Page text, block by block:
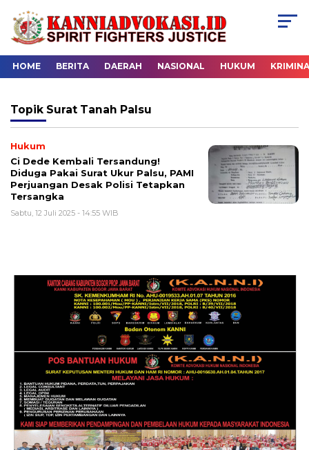
HOME BERITA DAERAH NASIONAL HUKUM
Topik Surat Tanah Palsu
Hukum
Ci Dede Kembali Tersandung!
Diduga Pakai Surat Ukur Palsu, PAMI
Perjuangan Desak Polisi Tetapkan
Tersangka
Sabtu, 12 Juli 2025 - 14:55 WIB